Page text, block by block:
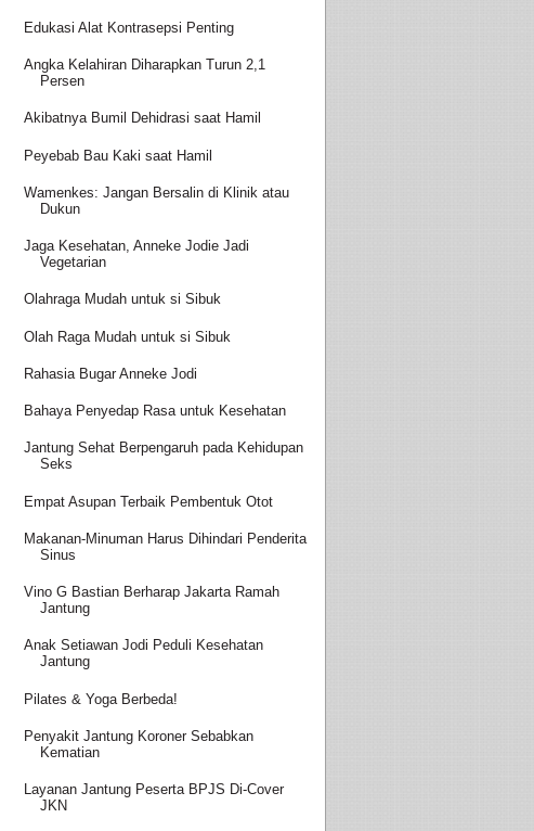
Edukasi Alat Kontrasepsi Penting
Angka Kelahiran Diharapkan Turun 2,1
Persen
Akibatnya Bumil Dehidrasi saat Hamil
Peyebab Bau Kaki saat Hamil
Wamenkes: Jangan Bersalin di Klinik atau
Dukun
Jaga Kesehatan, Anneke Jodie Jadi
Vegetarian
Olahraga Mudah untuk si Sibuk
Olah Raga Mudah untuk si Sibuk
Rahasia Bugar Anneke Jodi
Bahaya Penyedap Rasa untuk Kesehatan
Jantung Sehat Berpengaruh pada Kehidupan
Seks
Empat Asupan Terbaik Pembentuk Otot
Makanan-Minuman Harus Dihindari Penderita
Sinus
Vino G Bastian Berharap Jakarta Ramah
Jantung
Anak Setiawan Jodi Peduli Kesehatan
Jantung
Pilates & Yoga Berbeda!
Penyakit Jantung Koroner Sebabkan
Kematian
Layanan Jantung Peserta BPJS Di-Cover
JKN